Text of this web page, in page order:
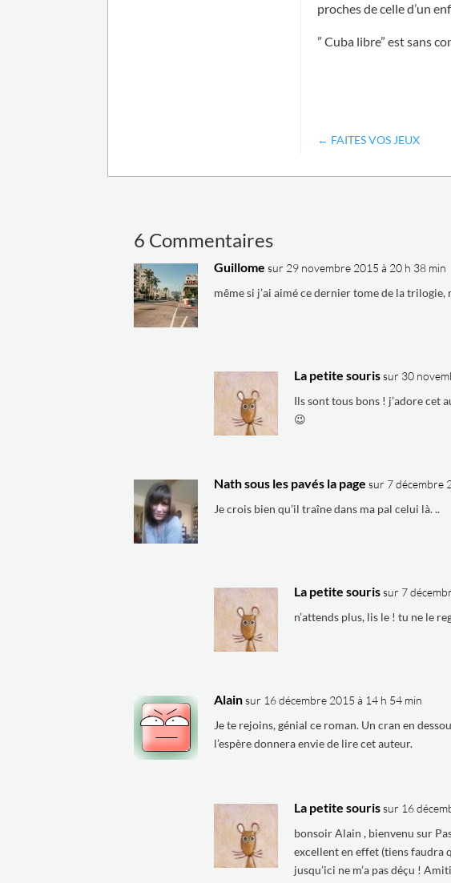
proches de celle d’un
” Cuba libre” est sans
← FAITES VOS JEUX
6 Commentaires
Guillome sur 29 novembre 2015 à 20 h 38 min
même si j’ai aimé ce dernier tome de la
La petite sourissur 30
Ils sont tous bons ! j’adore cet
😉
Nath sous les pavés la page sur 7 décembre
Je crois bien qu’il traîne dans ma pal celui là. ..
La petite sourissur 7
n’attends plus, lis le ! tu ne le
Alainsur 16 décembre 2015 à 14 h 54 min
Je te rejoins, génial ce roman. Un cran en
l’espère donnera envie de lire cet auteur.
La petite sourissur 16
bonsoir Alain , bienvenu sur
excellent en effet (tiens faudra
jusqu’ici ne m’a pas déçu !